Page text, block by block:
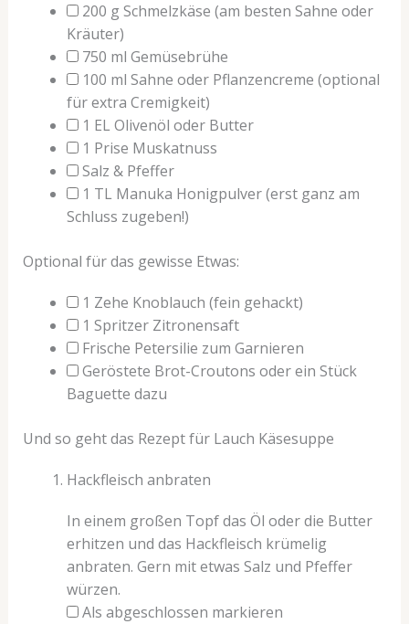
200 gSchmelzkäse (am besten Sahne oder
Kräuter)
750 ml Gemüsebrühe
100 ml Sahne oder Pflanzencreme (optional
für extra Cremigkeit)
1 EL Olivenöl oder Butter
1 Prise Muskatnuss
Salz & Pfeffer
1 TL Manuka Honigpulver(erst ganz am
Schluss zugeben!)
Optional für das gewisse Etwas:
1 Zehe Knoblauch (fein gehackt)
1 SpritzerZitronensaft
Frische Petersilie zum Garnieren
Geröstete Brot-Croutons oder ein Stück
Baguette dazu
Und so geht das Rezept für Lauch Käsesuppe
Hackfleisch anbraten
In einem großen Topf das Öl oder die Butter
erhitzen und das Hackfleisch krümelig
anbraten. Gern mit etwas Salz und Pfeffer
würzen.
Als abgeschlossen markieren